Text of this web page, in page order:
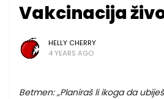
Vakcinacija
HELLY CHERRY
4 YEARS AGO
Betmen: „Planiraš li ikoga da